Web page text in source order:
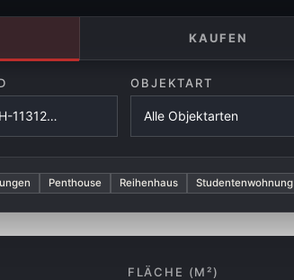
KAUFEN
OBJEKTART
Penthouse Reihenhaus Studentenwohnung
FLÄCHE (M²)